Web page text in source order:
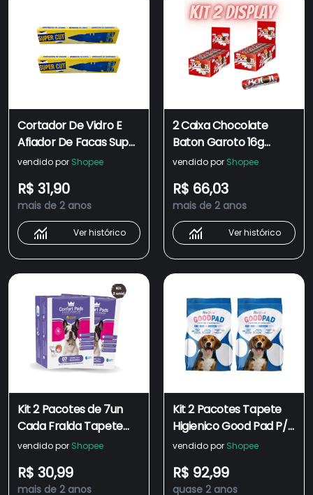
Cortador De Vidro E
Afiador De Facas Super
Cut C/ 2 unidades
vendido por Shopee
R$ 31,90
mais de 2 anos
Ver histórico
2 Caixa Chocolate
Baton Garoto 16g
Diversos Sabores
vendido por Shopee
R$ 66,03
mais de 2 anos
Ver histórico
Kit 2 Pacotes de 7un
Cada Fralda Tapete
Higiênico Pet 80x60cm
Cães e Gatos Envio
vendido por Shopee
R$ 30,99
mais de 2 anos
Kit 2 Pacotes Tapete
Higienico Good Pad P/
Cães E Gatos 80x60
Total Higiênico 30 Em
vendido por Shopee
R$ 92,99
quase 2 anos